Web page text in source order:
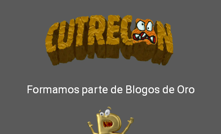
Formamos parte de Blogos de Oro